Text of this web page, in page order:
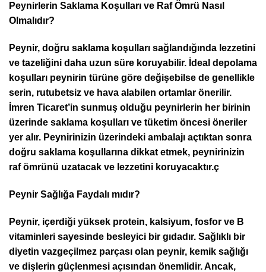
Peynirlerin Saklama Koşulları ve Raf Ömrü Nasıl
Olmalıdır?
Peynir, doğru saklama koşulları sağlandığında lezzetini
ve tazeliğini daha uzun süre koruyabilir. İdeal depolama
koşulları peynirin türüne göre değişebilse de genellikle
serin, rutubetsiz ve hava alabilen ortamlar önerilir.
İmren Ticaret’in sunmuş olduğu peynirlerin her birinin
üzerinde saklama koşulları ve tüketim öncesi öneriler
yer alır. Peynirinizin üzerindeki ambalajı açtıktan sonra
doğru saklama koşullarına dikkat etmek, peynirinizin
raf ömrünü uzatacak ve lezzetini koruyacaktır.ç
Peynir Sağlığa Faydalı mıdır?
Peynir, içerdiği yüksek protein, kalsiyum, fosfor ve B
vitaminleri sayesinde besleyici bir gıdadır. Sağlıklı bir
diyetin vazgeçilmez parçası olan peynir, kemik sağlığı
ve dişlerin güçlenmesi açısından önemlidir. Ancak,